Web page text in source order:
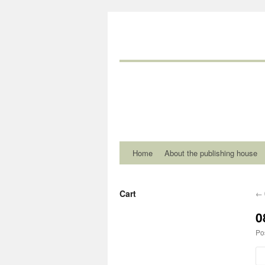
Home About the publishing house
←
Cart